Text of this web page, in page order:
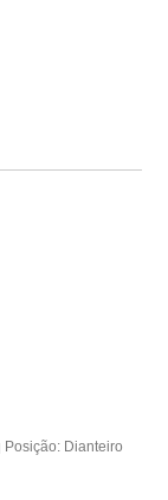
Posição: Dianteiro